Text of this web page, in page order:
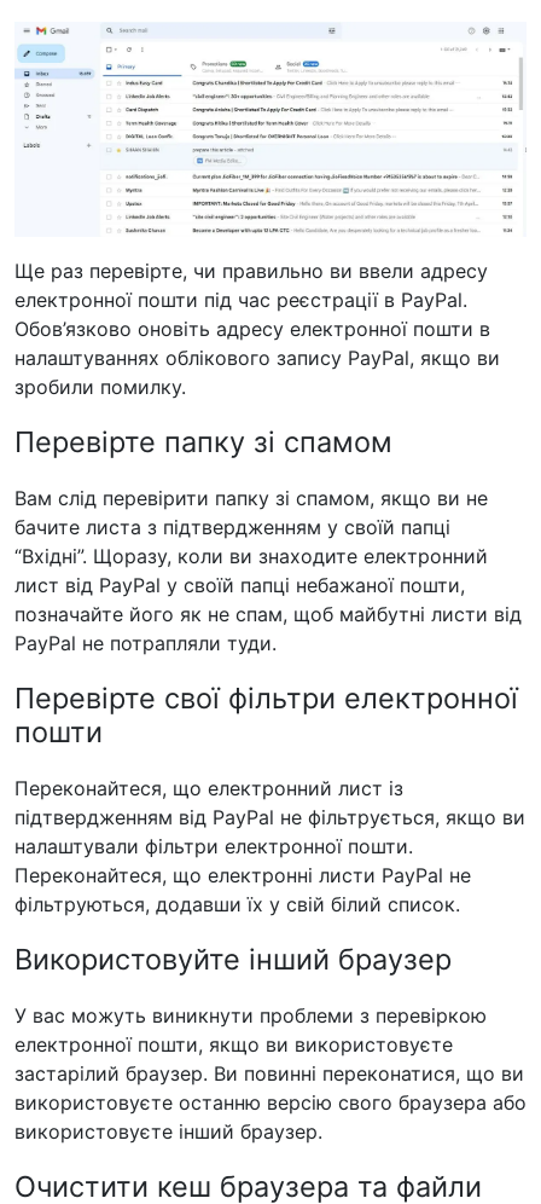
Ще раз перевірте, чи правильно ви ввели адресу
електронної пошти під час реєстрації в PayPal.
Обов’язково оновіть адресу електронної пошти в
налаштуваннях облікового запису PayPal, якщо ви
зробили помилку.
Перевірте папку зі спамом
Вам слід перевірити папку зі спамом, якщо ви не
бачите листа з підтвердженням у своїй папці
“Вхідні”. Щоразу, коли ви знаходите електронний
лист від PayPal у своїй папці небажаної пошти,
позначайте його як не спам, щоб майбутні листи від
PayPal не потрапляли туди.
Перевірте свої фільтри електронної
пошти
Переконайтеся, що електронний лист із
підтвердженням від PayPal не фільтрується, якщо ви
налаштували фільтри електронної пошти.
Переконайтеся, що електронні листи PayPal не
фільтруються, додавши їх у свій білий список.
Використовуйте інший браузер
У вас можуть виникнути проблеми з перевіркою
електронної пошти, якщо ви використовуєте
застарілий браузер. Ви повинні переконатися, що ви
використовуєте останню версію свого браузера або
використовуєте інший браузер.
Очистити кеш браузера та файли